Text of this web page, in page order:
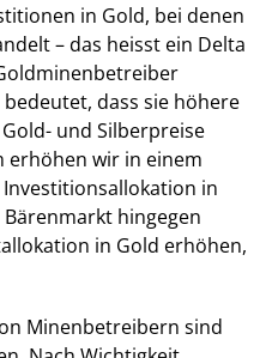
in Gold, bei denen
–das heisst ein Delta
dass sie höhere
und Silberpreise
erhöhen wir in einem
in
hingegen
in Gold erhöhen,
Minenbetreibern sind